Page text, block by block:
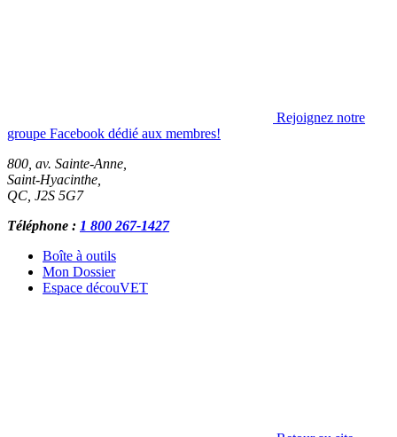
Rejoignez notre
groupe Facebook dédié aux membres!
800, av. Sainte-Anne,
Saint-Hyacinthe
QC J2S 5G7
Téléphone : 1 800 267-1427
Boîte à outils
Mon Dossier
Espace découVET